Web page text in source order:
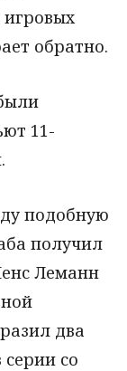
игровых
обратно.
11-
подобную
получил
Леманн
два
со